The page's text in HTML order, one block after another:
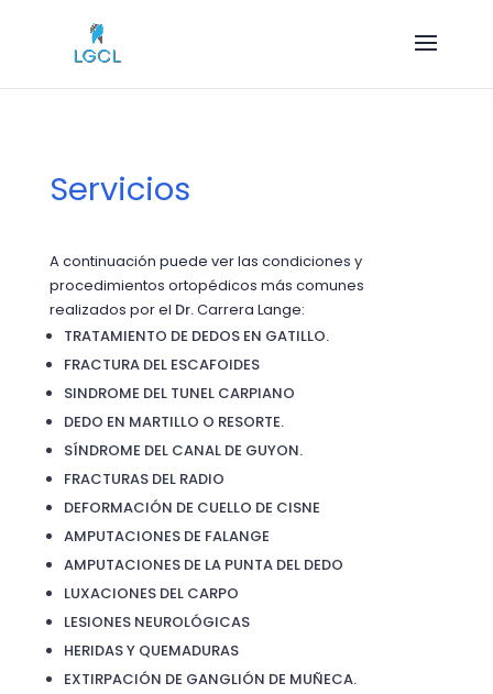
Servicios
A continuación puede ver las condiciones y
procedimientos ortopédicos más comunes
realizados por el Dr.Carrera Lange:
TRATAMIENTO DE DEDOS EN GATILLO.
FRACTURA DEL ESCAFOIDES
SINDROME DEL TUNEL CARPIANO
DEDO EN MARTILLO O RESORTE.
SÍNDROME DEL CANAL DE GUYON.
FRACTURAS DEL RADIO
DEFORMACIÓN DE CUELLO DE CISNE
AMPUTACIONES DE FALANGE
AMPUTACIONES DE LA PUNTA DEL DEDO
LUXACIONES DEL CARPO
LESIONES NEUROLÓGICAS
HERIDAS Y QUEMADURAS
EXTIRPACIÓN DE GANGLIÓN DE MUÑECA.